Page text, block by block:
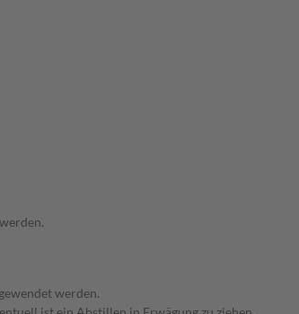
werden.